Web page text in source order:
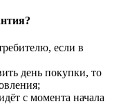
если в
день покупки, то
с момента начала